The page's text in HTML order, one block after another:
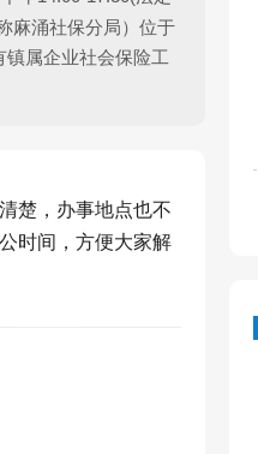
麻涌社保分局）位于
镇属企业社会保险工
楚，办事地点也不
时间，方便大家解